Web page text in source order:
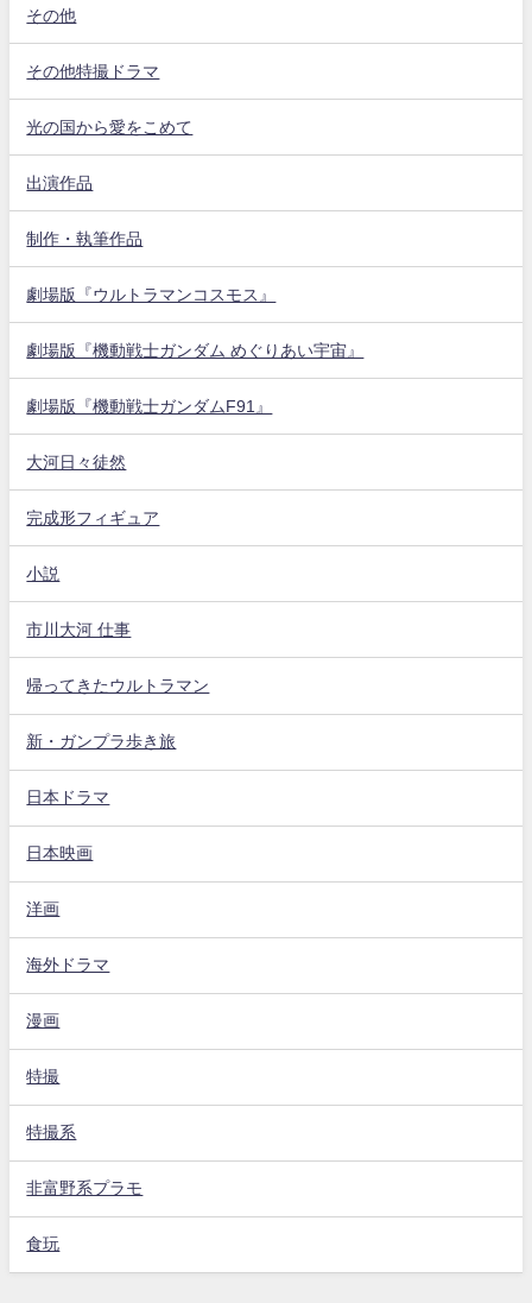
その他
その他特撮ドラマ
光の国から愛をこめて
出演作品
制作・執筆作品
劇場版『ウルトラマンコスモス』
劇場版『機動戦士ガンダム めぐりあい宇宙』
劇場版『機動戦士ガンダムF91』
大河日々徒然
完成形フィギュア
小説
市川大河 仕事
帰ってきたウルトラマン
新・ガンプラ歩き旅
日本ドラマ
日本映画
洋画
海外ドラマ
漫画
特撮
特撮系
非富野系プラモ
食玩